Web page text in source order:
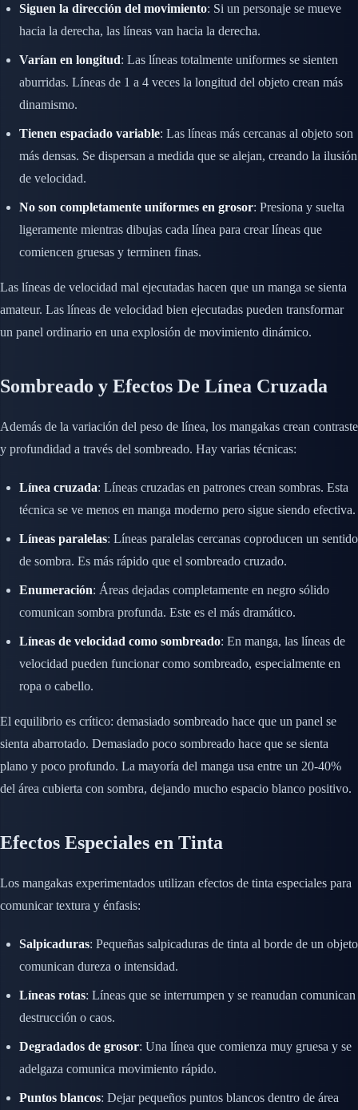
Siguen la dirección del movimiento: Si un personaje se mueve
hacia la derecha, las líneas van hacia la derecha.
Varían en longitud: Las líneas totalmente uniformes se sienten
aburridas. Líneas de 1 a 4 veces la longitud del objeto crean más
dinamismo.
Tienen espaciado variable: Las líneas más cercanas al objeto son
más densas. Se dispersan a medida que se alejan, creando la ilusión
de velocidad.
No son completamente uniformes en grosor: Presiona y suelta
ligeramente mientras dibujas cada línea para crear líneas que
comiencen gruesas y terminen finas.
Las líneas de velocidad mal ejecutadas hacen que un manga se sienta
amateur. Las líneas de velocidad bien ejecutadas pueden transformar
un panel ordinario en una explosión de movimiento dinámico.
Sombreado y Efectos De Línea Cruzada
Además de la variación del peso de línea, los mangakas crean contraste
y profundidad a través del sombreado. Hay varias técnicas:
Línea cruzada: Líneas cruzadas en patrones crean sombras. Esta
técnica se ve menos en manga moderno pero sigue siendo efectiva.
Líneas paralelas: Líneas paralelas cercanas coproducen un sentido
de sombra. Es más rápido que el sombreado cruzado.
Enumeración: Áreas dejadas completamente en negro sólido
comunican sombra profunda. Este es el más dramático.
Líneas de velocidad como sombreado: En manga, las líneas de
velocidad pueden funcionar como sombreado, especialmente en
ropa o cabello.
El equilibrio es crítico: demasiado sombreado hace que un panel se
sienta abarrotado. Demasiado poco sombreado hace que se sienta
plano y poco profundo. La mayoría del manga usa entre un 20-40%
del área cubierta con sombra, dejando mucho espacio blanco positivo.
Efectos Especiales en Tinta
Los mangakas experimentados utilizan efectos de tinta especiales para
comunicar textura y énfasis:
Salpicaduras: Pequeñas salpicaduras de tinta al borde de un objeto
comunican dureza o intensidad.
Líneas rotas: Líneas que se interrumpen y se reanudan comunican
destrucción o caos.
Degradados de grosor: Una línea que comienza muy gruesa y se
adelgaza comunica movimiento rápido.
Puntos blancos: Dejar pequeños puntos blancos dentro de área